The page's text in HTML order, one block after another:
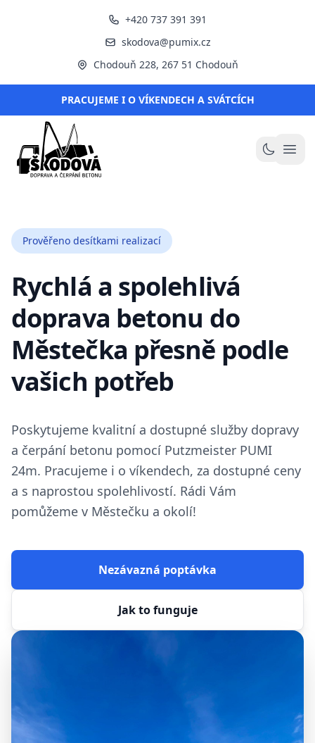
+420 737 391 391
skodova@pumix.cz
Chodouň 228, 267 51 Chodouň
PRACUJEME I O VÍKENDECH A SVÁTCÍCH
ŠKODOVÁ s.r.o.
Prověřeno desítkami realizací
Rychlá a spolehlivá
doprava betonu do
Městečka přesně podle
vašich potřeb
Poskytujeme kvalitní a dostupné služby dopravy
a čerpání betonu pomocí Putzmeister PUMI
24m. Pracujeme i o víkendech, za dostupné ceny
a s naprostou spolehlivostí. Rádi Vám
pomůžeme v Městečku a okolí!
Nezávazná poptávka
Jak to funguje